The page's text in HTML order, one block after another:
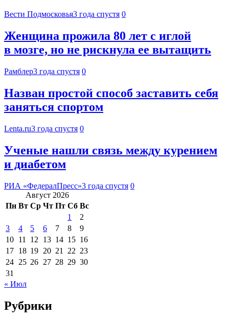
Вести Подмосковья3 года спустя 0
Женщина прожила 80 лет с иглой
в мозге, но не рискнула ее вытащить
Рамблер3 года спустя 0
Назван простой способ заставить себя
заняться спортом
Lenta.ru3 года спустя 0
Ученые нашли связь между курением
и диабетом
РИА «ФедералПресс»3 года спустя 0
Август 2026
Пн Вт Ср Чт Пт Сб Вс
1
2
3
4 5 6 7 8
9
10 11 12 13 14 15 16
17 18 19 20 21 22 23
24 25 26 27 28 29 30
31
« Июл
Рубрики